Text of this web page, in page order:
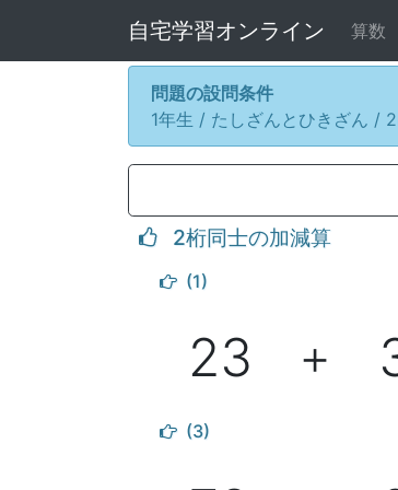
自宅学習オンライン 算数
問題の設問条件
1年生 / たしざんとひきざん /
2桁同士の加減算
(1)
23 ＋
(3)